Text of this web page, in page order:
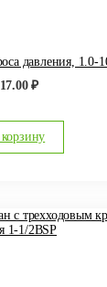
давления, 1.0-
₽